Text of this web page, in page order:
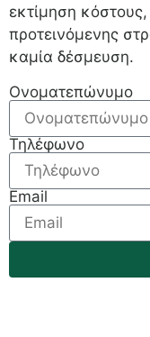
εκτίμηση
προτεινόμενης
καμία δέσμευση.
Ονοματεπώνυμο
Τηλέφωνο
Email